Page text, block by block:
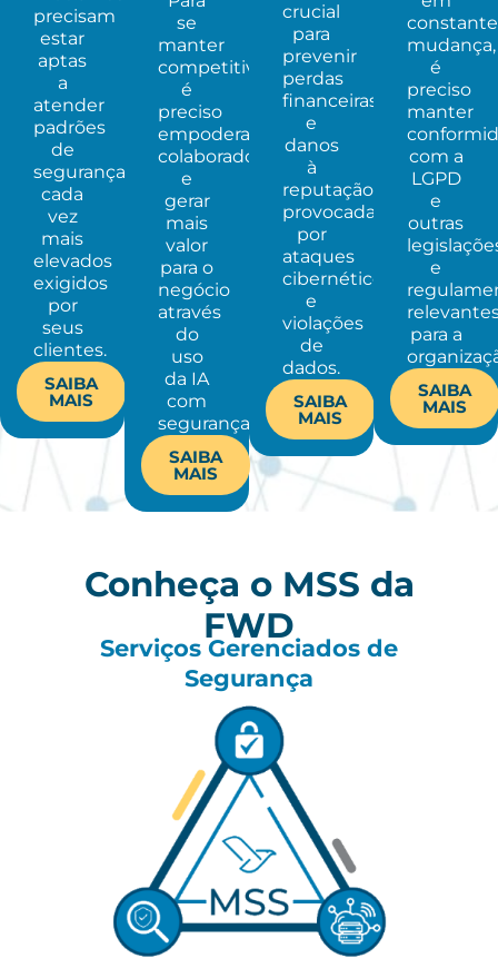
precisam
estar
aptas
a
atender
padrões
de
segurança
cada
vez
mais
elevados
exigidos
por
seus
clientes.​
SAIBA
MAIS
se
manter
competitivo
é
preciso
empoderar
colaboradores
e
gerar
mais
valor
para o
negócio
através
do
uso
da IA
com
segurança.​
SAIBA
MAIS
crucial
para
prevenir
perdas
financeiras
e
danos
à
reputação
provocadas
por
ataques
cibernéticos
e
violações
de
dados.​
SAIBA
MAIS
constante
mudança,
é
preciso
manter
com a
LGPD
e
outras
e
para a
SAIBA
MAIS
Avalie com o DSIP
Diagnóstico de Segurança
da Informação